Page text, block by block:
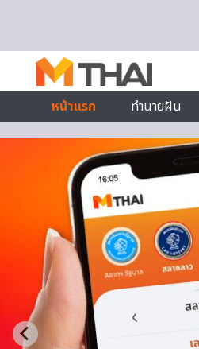
หน้าแรก
ทำนายฝัน